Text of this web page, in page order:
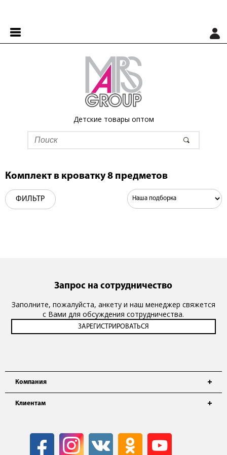
Детские товары оптом
Комплект в кроватку 8 предметов
ФИЛЬТР
Компания
Клиентам
Запрос на сотрудничество
Заполните, пожалуйста, анкету и наш менеджер свяжется
с Вами для обсуждения сотрудничества.